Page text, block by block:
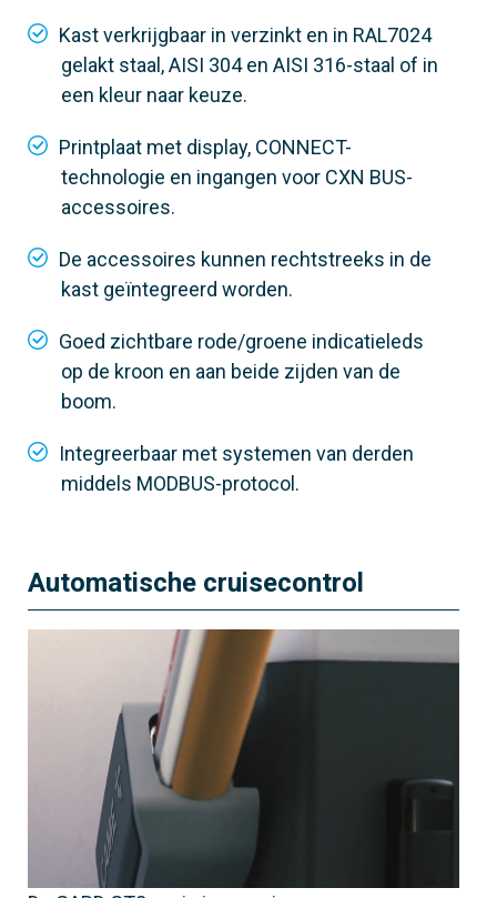
803BB-0250
GGT80AX4
Materiaal
Satijnglans AISI 304 staal
Kast verkrijgbaar in verzinkt en in RAL7024
gelakt staal, AISI 304 en AISI 316-staal of in
een kleur naar keuze.
Printplaat met display, CONNECT-
technologie en ingangen voor CXN BUS-
accessoires.
De accessoires kunnen rechtstreeks in de
kast geïntegreerd worden.
Goed zichtbare rode/groene indicatieleds
op de kroon en aan beide zijden van de
boom.
Integreerbaar met systemen van derden
middels MODBUS-protocol.
Automatische cruisecontrol